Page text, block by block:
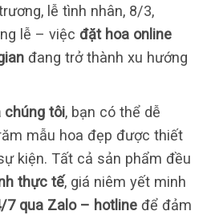
lễ tình nhân, 8/3,
lễ – việc đặt hoa online
đang trở thành xu hướng
chúng tôi, bạn có thể dễ
mẫu hoa đẹp được thiết
kiện. Tất cả sản phẩm đều
thực tế, giá niêm yết minh
7 qua Zalo – hotline để đảm